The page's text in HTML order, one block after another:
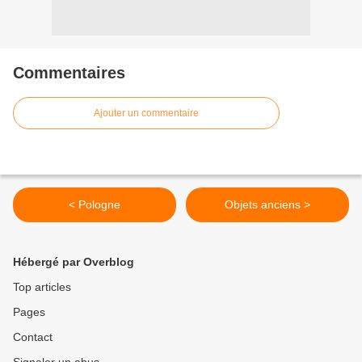
Commentaires
Ajouter un commentaire
< Pologne Objets anciens >
Hébergé par Overblog
Top articles
Pages
Contact